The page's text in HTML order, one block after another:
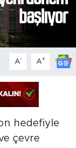
A- A+
hedefiyle
çevre